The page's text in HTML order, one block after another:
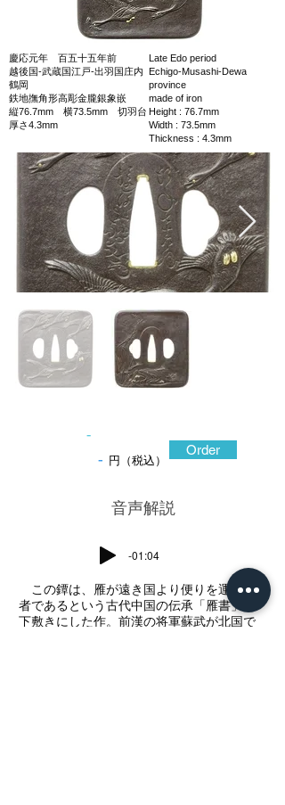
慶応元年 百五十五年前
越後国‐武蔵国江戸‐出羽国庄内
鶴岡
鉄地撫角形高彫金朧銀象嵌
縦76.7mm 横73.5mm 切羽台
厚さ4.3mm
Late Edo period
Echigo-Musashi-Dewa
province
made of iron
Height : 76.7mm
Width : 73.5mm
Thickness : 4.3mm
-
- 円（税込）
Order
​音声解説
-01:04
この鐔は、雁が遠き国より便りを運ぶ使
者であるという古代中国の伝承「雁書」を
下敷きにした作。前漢の将軍蘇武が北国で